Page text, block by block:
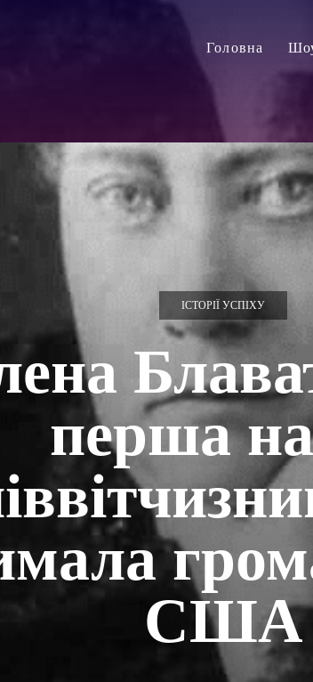
Головна
ІСТОРІЇ УСПІХУ
перша
США